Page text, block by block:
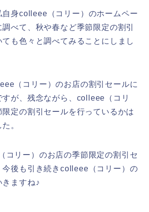
自身colleee（コリー）のホームペー
べて、秋や春など季節限定の割引
も色々と調べてみることにしまし
（コリー）のお店の割引セールに
が、残念ながら、colleee（コリ
定の割引セールを行っているかは
。
コリー）のお店の季節限定の割引セ
今後も引き続きcolleee（コリー）の
ますね♪